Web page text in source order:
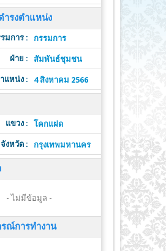
ำรงตำแหน่ง
มการ : กรรมการ
ฝ่าย : สัมพันธ์ชุมชน
แหน่ง : 4 สิงหาคม 2566
แขวง : โคกแฝด
จังหวัด : กรุงเทพมหานคร ร
- ไม่มีข้อมูล -
ณ์การทำงาน